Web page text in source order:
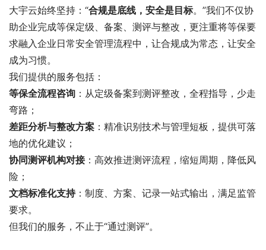
大宇云始终坚持：“合规是底线，安全是目标。”我们不仅协
助企业完成等保定级、备案、测评与整改，更注重将等保要
求融入企业日常安全管理流程中，让合规成为常态，让安全
成为习惯。
我们提供的服务包括：
等保全流程咨询 ：从定级备案到测评整改，全程指导，少走
弯路；
差距分析与整改方案 ：精准识别技术与管理短板，提供可落
地的优化建议；
协同测评机构对接：高效推进测评流程，缩短周期，降低风
险；
文档标准化支持：制度、方案、记录一站式输出，满足监管
要求。
但我们的服务，不止于“通过测评”。